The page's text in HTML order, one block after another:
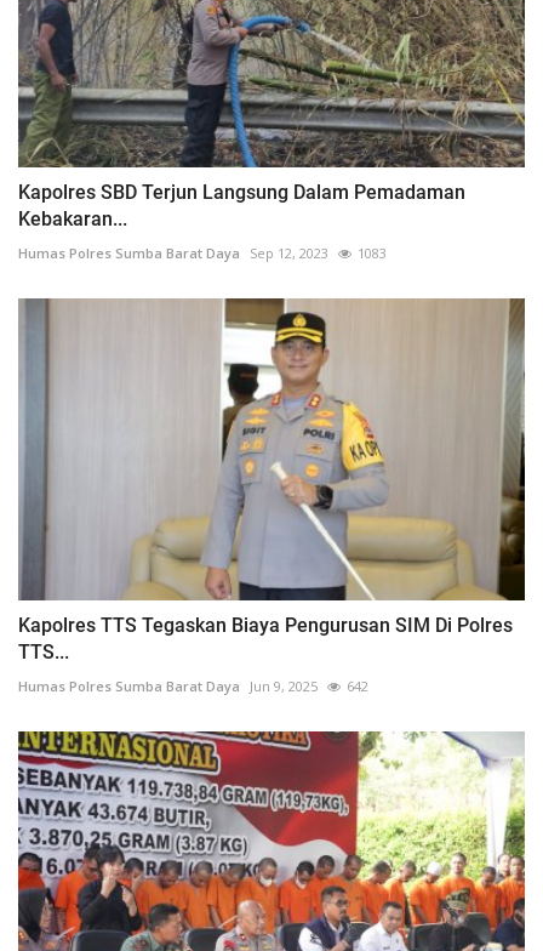
Kapolres SBD Terjun Langsung Dalam Pemadaman
Kebakaran...
Humas Polres Sumba Barat Daya Sep 12, 2023 1083
Kapolres TTS Tegaskan Biaya Pengurusan SIM Di Polres
TTS...
Humas Polres Sumba Barat Daya Jun 9, 2025 642